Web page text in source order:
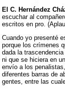
El C. Hernández
escuchar al
escritos en pro.
Cuando yo presenté
porque los crímenes
dada la
ni que se hiciera en
envío a los
diferentes barras de
gentes, entre las